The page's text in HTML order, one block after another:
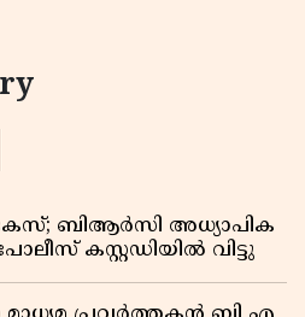
ബിആർസി അധ്യാപിക
കസ്റ്റഡിയിൽ വിട്ടു